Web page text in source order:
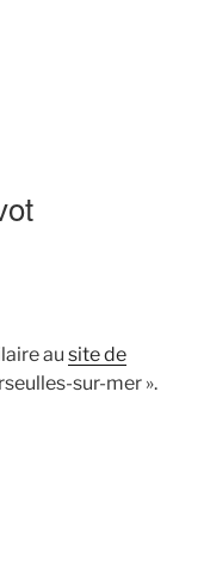
au site de
sur-mer ».